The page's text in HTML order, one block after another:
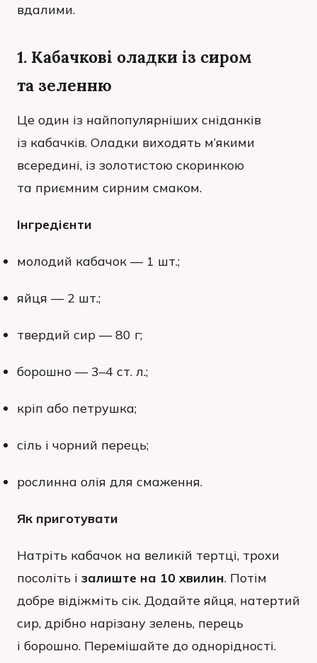
вдалими.
1. Кабачкові оладки із сиром
та зеленню
Це один із найпопулярніших сніданків
із кабачків. Оладки виходять м’якими
всередині, із золотистою скоринкою
та приємним сирним смаком.
Інгредієнти
молодий кабачок — 1 шт.;
яйця — 2 шт.;
твердий сир — 80 г;
борошно — 3–4 ст. л.;
кріп або петрушка;
сіль і чорний перець;
рослинна олія для смаження.
Як приготувати
Натріть кабачок на великій тертці, трохи
посоліть і залиште на 10 хвилин. Потім
добре відіжміть сік. Додайте яйця, натертий
сир, дрібно нарізану зелень, перець
і борошно. Перемішайте до однорідності.